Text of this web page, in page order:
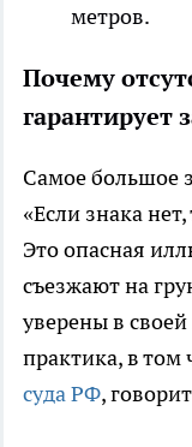
метров.
Почему
гарантирует
Самое большое
«Если знака
Это опасная
съезжают на
уверены в
практика, в том
суда РФ,